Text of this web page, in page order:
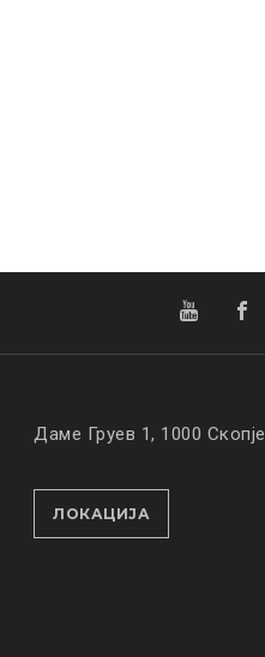
Даме Груев 1, 1000 Скопје
ЛОКАЦИЈА